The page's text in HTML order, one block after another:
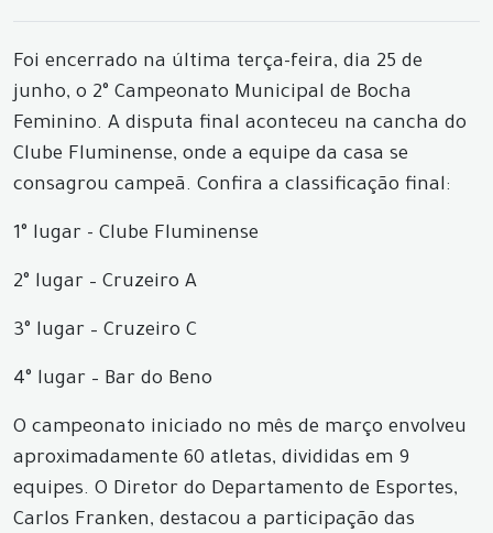
Foi encerrado na última terça-feira, dia 25 de
junho, o 2° Campeonato Municipal de Bocha
Feminino. A disputa final aconteceu na cancha do
Clube Fluminense, onde a equipe da casa se
consagrou campeã. Confira a classificação final:
1° lugar - Clube Fluminense
2° lugar – Cruzeiro A
3° lugar – Cruzeiro C
4° lugar – Bar do Beno
O campeonato iniciado no mês de março envolveu
aproximadamente 60 atletas, divididas em 9
equipes. O Diretor do Departamento de Esportes,
Carlos Franken, destacou a participação das